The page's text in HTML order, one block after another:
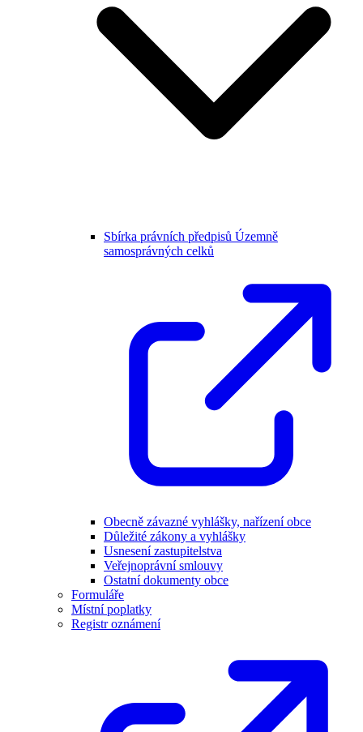
Sbírka právních předpisů Územně
samosprávných celků
Obecně závazné vyhlášky, nařízení obce
Důležité zákony a vyhlášky
Usnesení zastupitelstva
Veřejnoprávní smlouvy
Ostatní dokumenty obce
Formuláře
Místní poplatky
Registr oznámení